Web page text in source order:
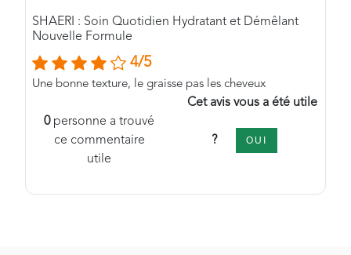
SHAERI : Soin Quotidien Hydratant et Démêlant
Nouvelle Formule
4/5
Une bonne texture, le graisse pas les cheveux
0personne a trouvé
ce commentaire
utile
Cet avis vous a été utile
? OUI